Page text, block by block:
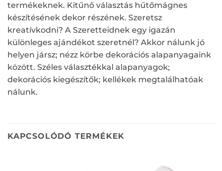
termékeknek. Kitűnő választás hűtőmágnes
készítésének dekor részének. Szeretsz
kreatívkodni? A Szeretteidnek egy igazán
különleges ajándékot szeretnél? Akkor nálunk jó
helyen jársz; nézz körbe dekorációs alapanyagaink
között. Széles választékkal alapanyagok;
dekorációs kiegészítők; kellékek megtalálhatóak
nálunk.
KAPCSOLÓDÓ TERMÉKEK